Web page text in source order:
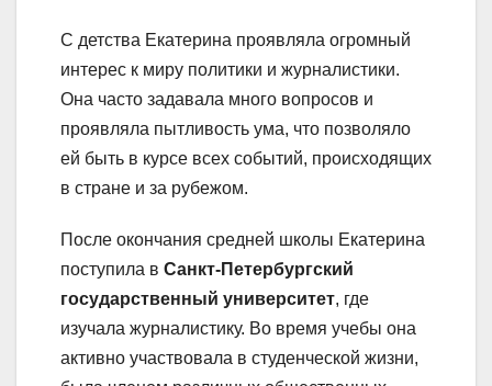
С детства Екатерина проявляла огромный
интерес к миру политики и журналистики.
Она часто задавала много вопросов и
проявляла пытливость ума, что позволяло
ей быть в курсе всех событий, происходящих
в стране и за рубежом.
После окончания средней школы Екатерина
поступила в Санкт-Петербургский
государственный университет, где
изучала журналистику. Во время учебы она
активно участвовала в студенческой жизни,